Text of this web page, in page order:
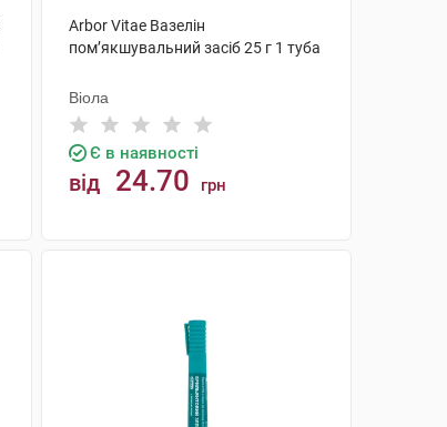
Arbor Vitae Вазелін
пом’якшувальний засіб 25 г 1 туба
Віола
Є в наявності
від 24.70 грн